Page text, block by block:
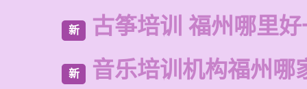
新 古筝培训 福州哪里
新 音乐培训机构福州哪